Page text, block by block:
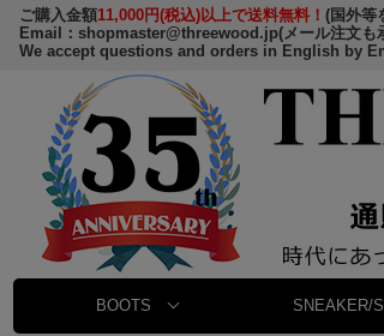
ご購入金額11,000円(税込)以上で送料無料！ (国外等
Email： shopmaster@threewood.jp(メール注文も
We accept questions and orders in English by
BOOTS SNEAKER/